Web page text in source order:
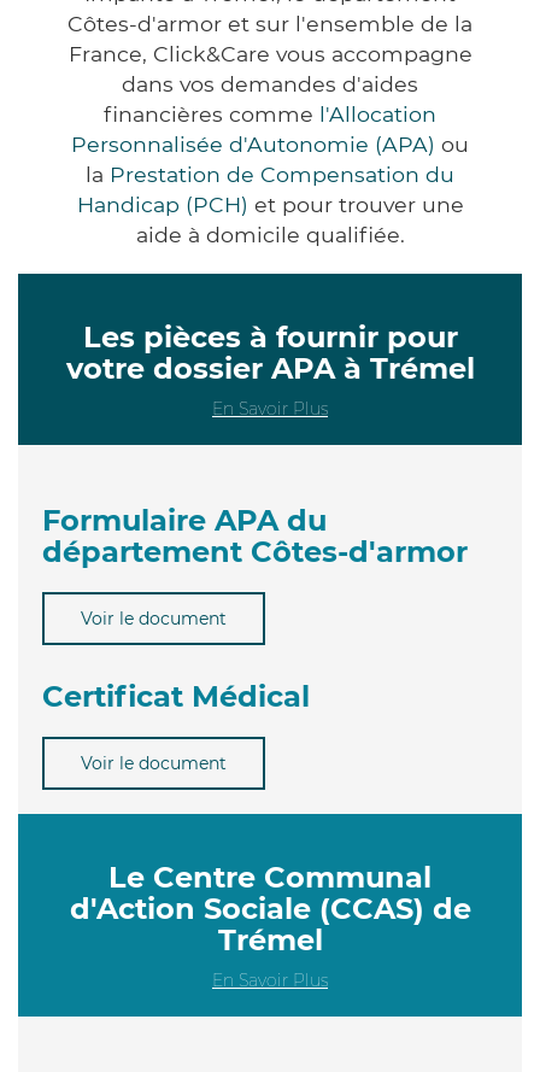
Côtes-d'armor et sur l'ensemble de la
France, Click&Care vous accompagne
dans vos demandes d'aides
financières comme l'Allocation
Personnalisée d'Autonomie (APA) ou
la Prestation de Compensation du
Handicap (PCH) et pour trouver une
aide à domicile qualifiée.
Les pièces à fournir pour
votre dossier APA à Trémel
En Savoir Plus
Formulaire APA du
département Côtes-d'armor
Voir le document
Certificat Médical
Voir le document
Le Centre Communal
d'Action Sociale (CCAS) de
Trémel
En Savoir Plus